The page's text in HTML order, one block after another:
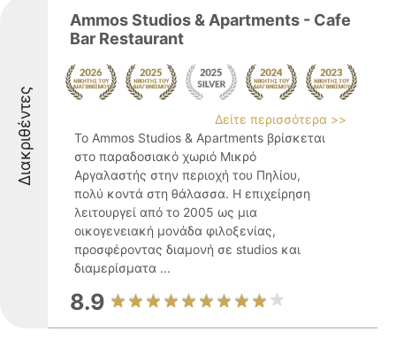
Διακριθέντες
Ammos Studios & Apartments - Cafe
Bar Restaurant
Δείτε περισσότερα >>
Το Ammos Studios & Apartments βρίσκεται
στο παραδοσιακό χωριό Μικρό
Αργαλαστής στην περιοχή του Πηλίου,
πολύ κοντά στη θάλασσα. Η επιχείρηση
λειτουργεί από το 2005 ως μια
οικογενειακή μονάδα φιλοξενίας,
προσφέροντας διαμονή σε studios και
διαμερίσματα ...
8.9